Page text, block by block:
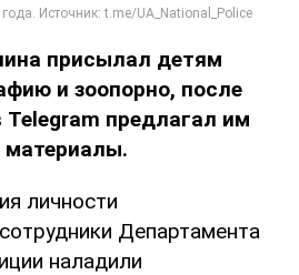
присылал детям
и зоопорно, после
Telegram предлагал им
материалы.
личности
Департамента
наладили